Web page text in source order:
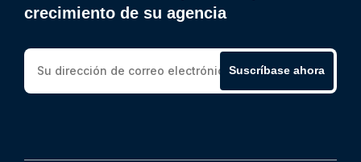
crecimiento de su agencia
Suscríbase ahora